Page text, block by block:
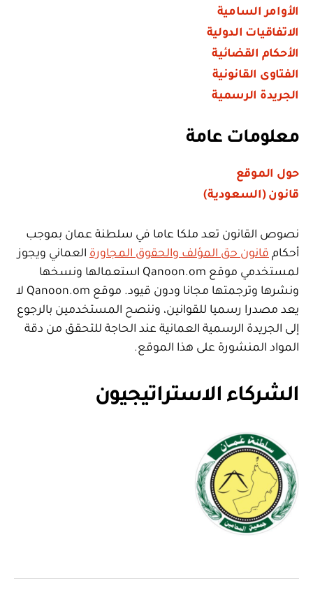
الأوامر السامية
الاتفاقيات الدولية
الأحكام القضائية
الفتاوى القانونية
الجريدة الرسمية
معلومات عامة
حول الموقع
قانون (السعودية)
نصوص القانون تعد ملكا عاما في سلطنة عمان بموجب
أحكام قانون حق المؤلف والحقوق المجاورة العماني ويجوز
لمستخدمي موقع Qanoon.om استعمالها ونسخها
ونشرها وترجمتها مجانا ودون قيود. موقع Qanoon.om لا
يعد مصدرا رسميا للقوانين، وننصح المستخدمين بالرجوع
إلى الجريدة الرسمية العمانية عند الحاجة للتحقق من دقة
المواد المنشورة على هذا الموقع.
الشركاء الاستراتيجيون